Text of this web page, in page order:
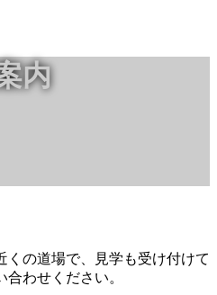
内
くの道場で、見学も受け付けて
わせください。